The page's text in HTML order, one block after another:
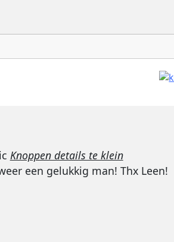
Knoppen details te klein
een gelukkig man! Thx Leen!